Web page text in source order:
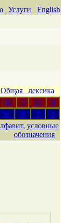
Услуги
English
лексика
Щ Э Ю
Я
W X Y Z
условные
обозначения